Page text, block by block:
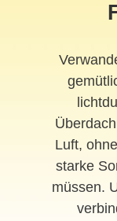
Luft,
starke
müssen.